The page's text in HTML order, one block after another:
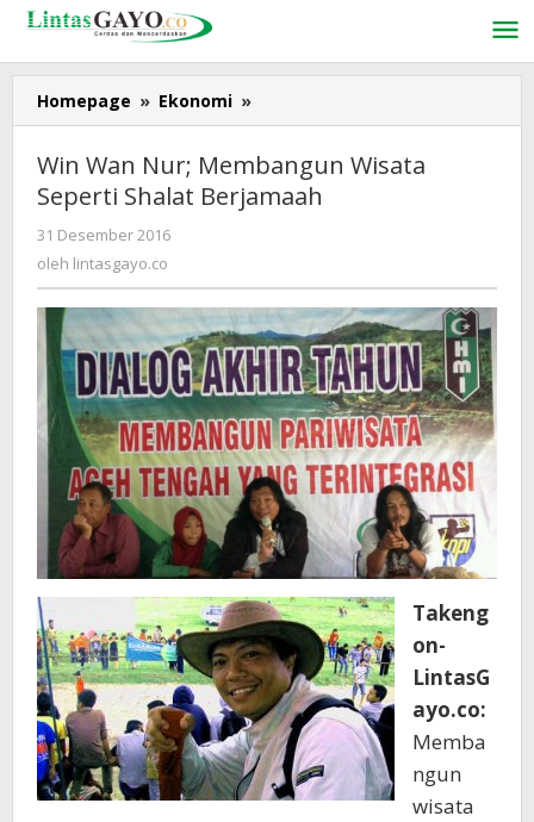
Lewati
konten
Homepage » Ekonomi »
Wan
Nur;
Membangun
Wisata
Win Wan Nur; Membangun Wisata
Seperti Shalat Berjamaah
31 Desember 2016
oleh lintasgayo.co
Takeng
on-
LintasG
ayo.co:
Memba
ngun
wisata